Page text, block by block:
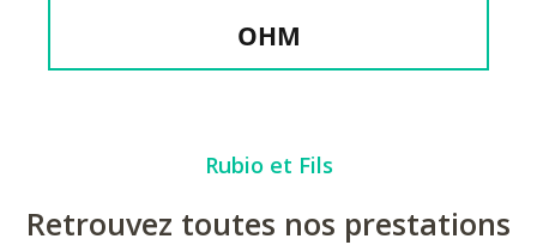
OHM
Rubio et Fils
Retrouvez toutes nos prestations